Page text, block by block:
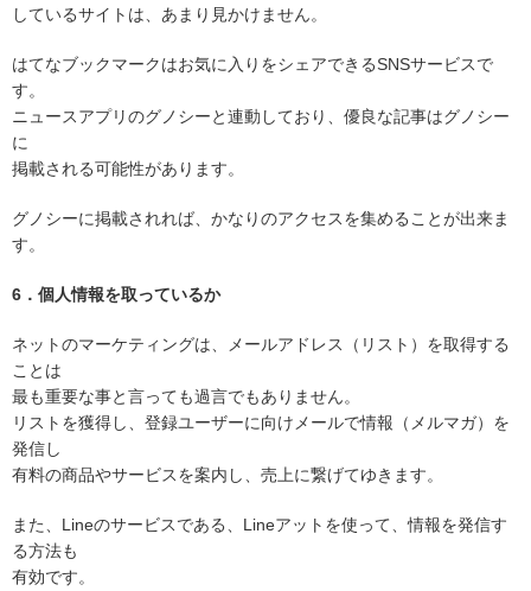
しているサイトは、あまり見かけません。
はてなブックマークはお気に入りをシェアできるSNSサービスで
す。
ニュースアプリのグノシーと連動しており、優良な記事はグノシー
に
掲載される可能性があります。
グノシーに掲載されれば、かなりのアクセスを集めることが出来ま
す。
6．個人情報を取っているか
ネットのマーケティングは、メールアドレス（リスト）を取得する
ことは
最も重要な事と言っても過言でもありません。
リストを獲得し、登録ユーザーに向けメールで情報（メルマガ）を
発信し
有料の商品やサービスを案内し、売上に繋げてゆきます。
また、Lineのサービスである、Lineアットを使って、情報を発信す
る方法も
有効です。